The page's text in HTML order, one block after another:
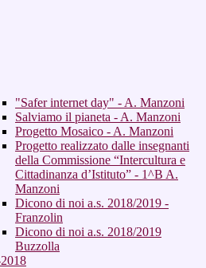
"Safer internet day" - A. Manzoni
Salviamo il pianeta - A. Manzoni
Progetto Mosaico - A. Manzoni
Progetto realizzato dalle insegnanti
della Commissione “Intercultura e
Cittadinanza d’Istituto” - 1^B A.
Manzoni
Dicono di noi a.s. 2018/2019 -
Franzolin
Dicono di noi a.s. 2018/2019
Buzzolla